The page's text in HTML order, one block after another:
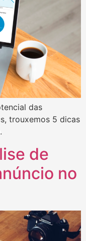
das
trouxemos 5 dicas
de
no